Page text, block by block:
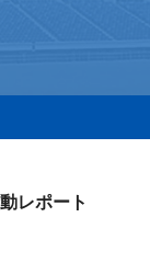
レポート